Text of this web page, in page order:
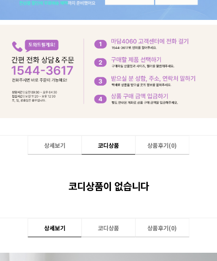
상세보기 코디상품 상품후기(0)
코디상품이 없습니다
상세보기 코디상품 상품후기(0)